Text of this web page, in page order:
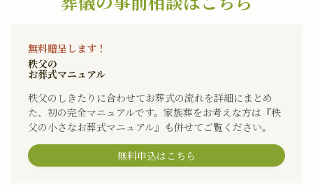
無料贈呈します！
秩父の
お葬式マニュアル
秩父のしきたりに合わせてお葬式の流れを詳細にまとめ
た、初の完全マニュアルです。家族葬をお考えな方は『秩
父の小さなお葬式マニュアル』も併せてご覧ください。
無料申込はこちら